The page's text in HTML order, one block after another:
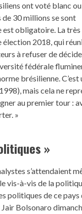
ont voté blanc ou
30 millions se sont
est obligatoire. La très
2018, qui
à refuser de
fédérale
brésilienne.
mais cela ne
au premier tour :
»
»
s’attendaient
vis-à-vis de la
politiques de ce
Bolsonaro